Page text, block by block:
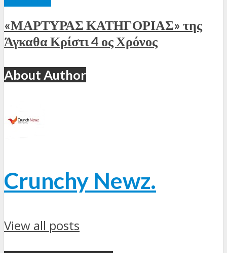
«ΜΑΡΤΥΡΑΣ ΚΑΤΗΓΟΡΙΑΣ» της
Άγκαθα Κρίστι 4 ος Χρόνος
About Author
Crunchy Newz.
View all posts